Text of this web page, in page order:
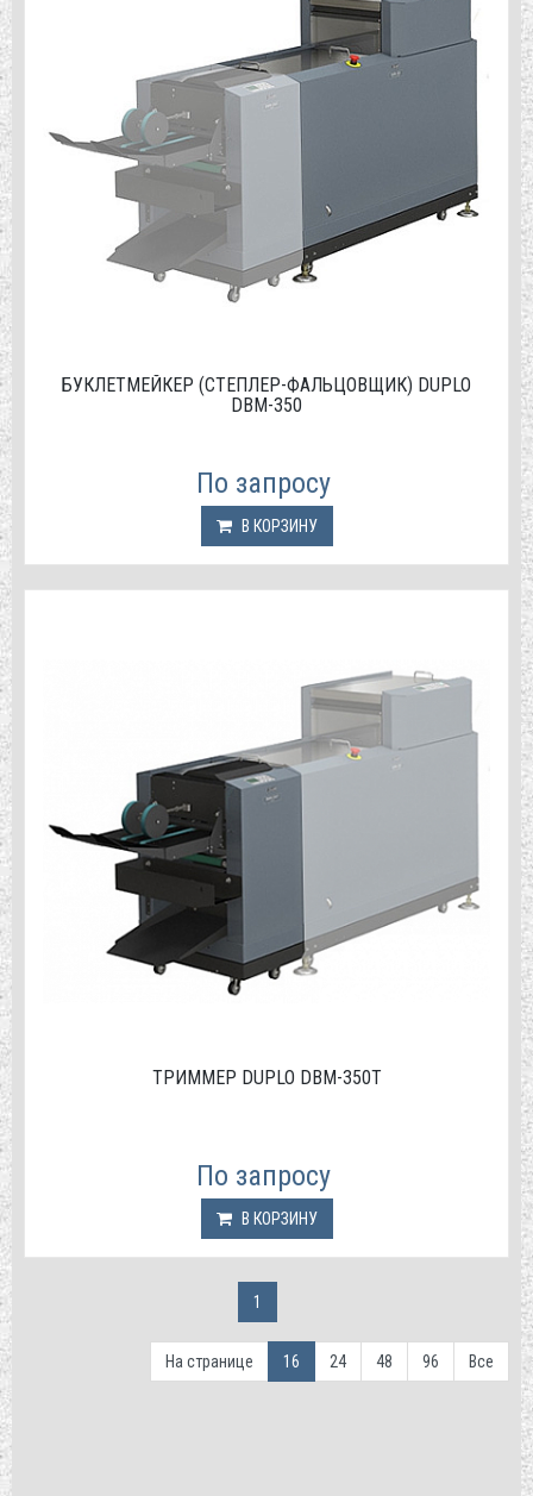
БУКЛЕТМЕЙКЕР (СТЕПЛЕР-ФАЛЬЦОВЩИК) DUPLO
DBM-350
По запросу
В КОРЗИНУ
ТРИММЕР DUPLO DBM-350T
По запросу
В КОРЗИНУ
1
На странице 16 24 48 96 Все